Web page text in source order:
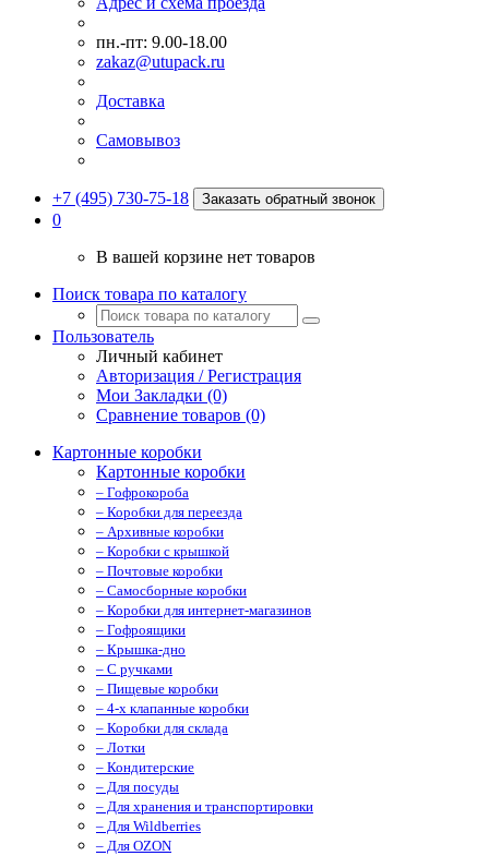
пн.-пт: 9.00-18.00
zakaz@utupack.ru
Доставка
Самовывоз
+7 (495) 730-75-18 Заказать обратный звонок
0
В вашей корзине нет товаров
Поиск товара по каталогу
Пользователь
Личный кабинет
Авторизация / Регистрация
Мои Закладки (0)
Сравнение товаров (0)
Картонные коробки
Картонные коробки
– Гофрокороба
– Коробки для переезда
– Архивные коробки
– Коробки с крышкой
– Почтовые коробки
– Самосборные коробки
– Коробки для интернет-магазинов
– Гофроящики
– Крышка-дно
– С ручками
– Пищевые коробки
– 4-х клапанные коробки
– Коробки для склада
– Лотки
– Кондитерские
– Для посуды
– Для хранения и транспортировки
– Для Wildberries
– Для OZON